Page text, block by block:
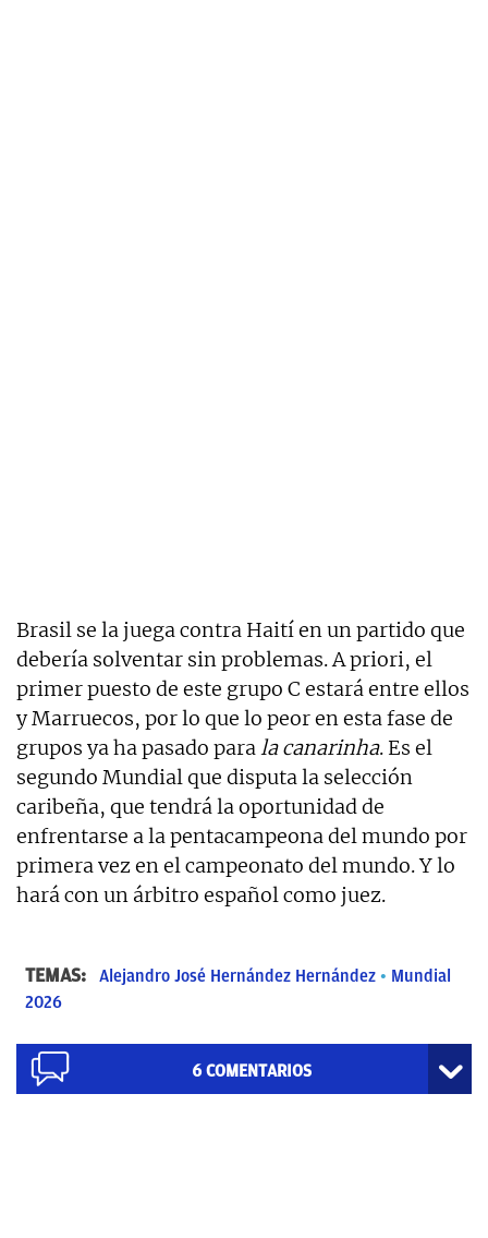
Brasil se la juega contra Haití en un partido que
debería solventar sin problemas. A priori, el
primer puesto de este grupo C estará entre ellos
y Marruecos, por lo que lo peor en esta fase de
grupos ya ha pasado parala canarinha. Es el
segundo Mundial que disputa la selección
caribeña, que tendrá la oportunidad de
enfrentarse a la pentacampeona del mundo por
primera vez en el campeonato del mundo. Y lo
hará con un árbitro español como juez.
TEMAS: Alejandro José Hernández Hernández
Mundial
2026
6 COMENTARIOS